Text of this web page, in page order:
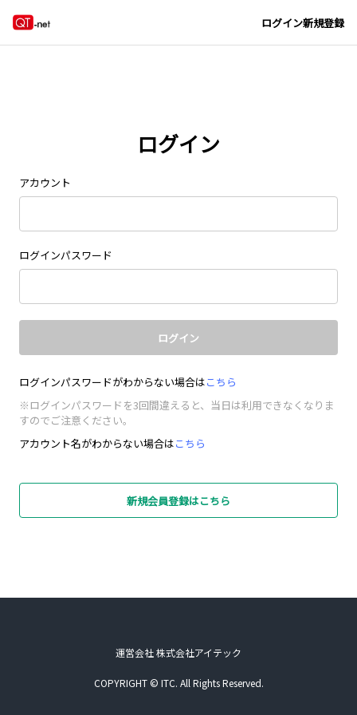
ログイン新規登録
ログイン
アカウント
ログインパスワード
ログイン
ログインパスワードがわからない場合はこちら
※ログインパスワードを3回間違えると、当日は利用できなくなりま
すのでご注意ください。
アカウント名がわからない場合はこちら
新規会員登録はこちら
運営会社 株式会社アイテック
COPYRIGHT © ITC. All Rights Reserved.